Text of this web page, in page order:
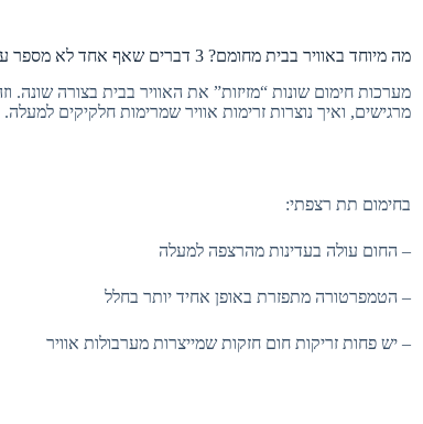
מה מיוחד באוויר בבית מחומם? 3 דברים שאף אחד לא מספר עד שמתחילים להתעטש
מערכות חימום שונות “מזיזות” את האוויר בבית בצורה
מרגישים, ואיך נוצרות זרימות אוויר שמרימות חלקיקים למעלה.
בחימום תת רצפתי:
– החום עולה בעדינות מהרצפה למעלה
– הטמפרטורה מתפזרת באופן אחיד יותר בחלל
– יש פחות זריקות חום חזקות שמייצרות מערבולות אוויר